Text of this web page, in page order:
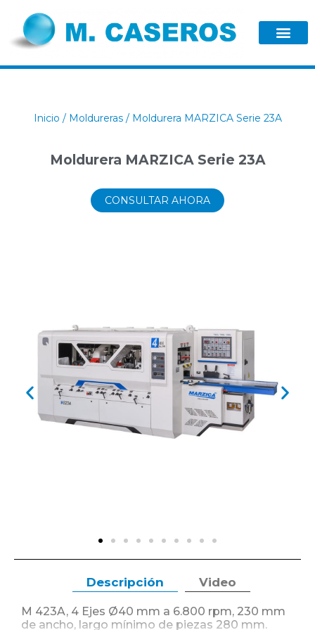
Inicio / Moldureras/ Moldurera MARZICA Serie 23A
Moldurera MARZICA Serie 23A
CONSULTAR AHORA
Descripción Video
M 423A, 4 Ejes Ø40 mm a 6.800 rpm, 230 mm
de ancho, largo mínimo de piezas 280 mm.